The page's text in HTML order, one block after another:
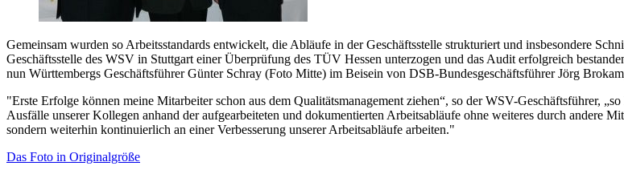
Gemeinsam wurden so Arbeitsstandards entwickelt, die Abläufe in der Geschäftsstelle strukturiert und insbesondere
Geschäftsstelle des WSV in Stuttgart einer Überprüfung des TÜV Hessen unterzogen und das Audit erfolgreich
nun Württembergs Geschäftsführer Günter Schray (Foto Mitte) im Beisein von DSB-Bundesgeschäftsführer Jörg
"Erste Erfolge können meine Mitarbeiter schon aus dem Qualitätsmanagement ziehen“, so der WSV-Geschäftsführer,
Ausfälle unserer Kollegen anhand der aufgearbeiteten und dokumentierten Arbeitsabläufe ohne weiteres durch andere
sondern weiterhin kontinuierlich an einer Verbesserung unserer Arbeitsabläufe arbeiten."
Das Foto in Originalgröße